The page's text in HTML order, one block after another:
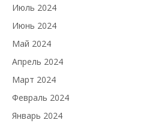
Июль 2024
Июнь 2024
Май 2024
Апрель 2024
Март 2024
Февраль 2024
Январь 2024